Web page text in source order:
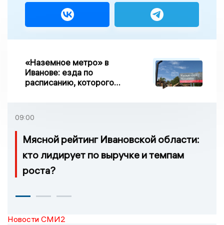
«Наземное метро» в
Иванове: езда по
расписанию, которого
09:00
Мясной рейтинг Ивановской области:
кто лидирует по выручке и темпам
роста?
Новости СМИ2